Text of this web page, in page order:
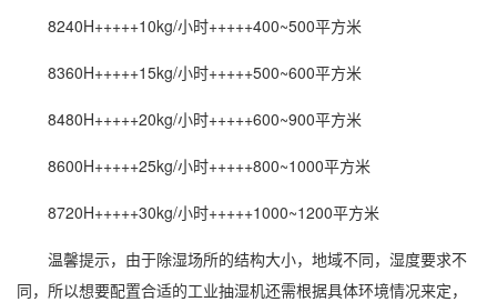
8240H+++++10kg/小时+++++400~500平方米
8360H+++++15kg/小时+++++500~600平方米
8480H+++++20kg/小时+++++600~900平方米
8600H+++++25kg/小时+++++800~1000平方米
8720H+++++30kg/小时+++++1000~1200平方米
温馨提示，由于除湿场所的结构大小，地域不同，湿度要求不
同，所以想要配置合适的工业抽湿机还需根据具体环境情况来定，